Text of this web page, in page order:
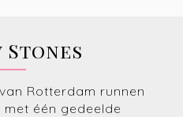
Stones
Rotterdam runnen
één gedeelde